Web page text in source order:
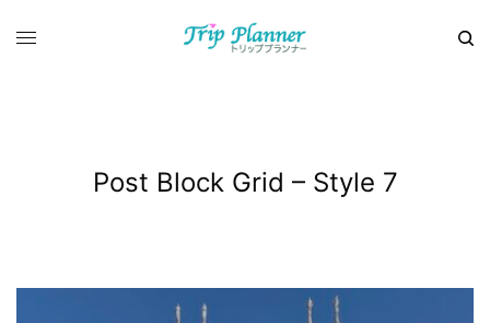
Post Block Grid – Style 7